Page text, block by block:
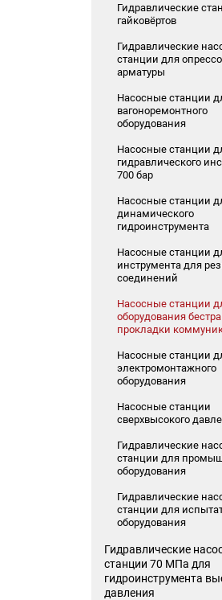
Гидравлические
гайковёртов
Гидравлические
станции для
арматуры
Насосные станции
вагоноремонтного
оборудования
Насосные станции
гидравлического
700 бар
Насосные станции
динамического
гидроинструмента
Насосные станции
инструмента для
соединений
Насосные станции
оборудования
прокладки
Насосные станции
электромонтажного
оборудования
Насосные станции
сверхвысокого
Гидравлические
станции для
оборудования
Гидравлические
станции для
оборудования
Гидравлические
станции 70 МПа для
гидроинструмента
давления